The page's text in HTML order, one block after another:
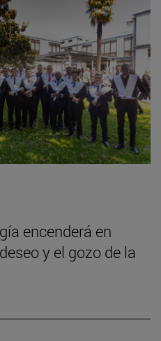
encenderá en
y el gozo de la